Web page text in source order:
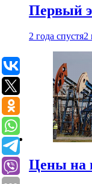
Первый
2 года спустя2
Цены на